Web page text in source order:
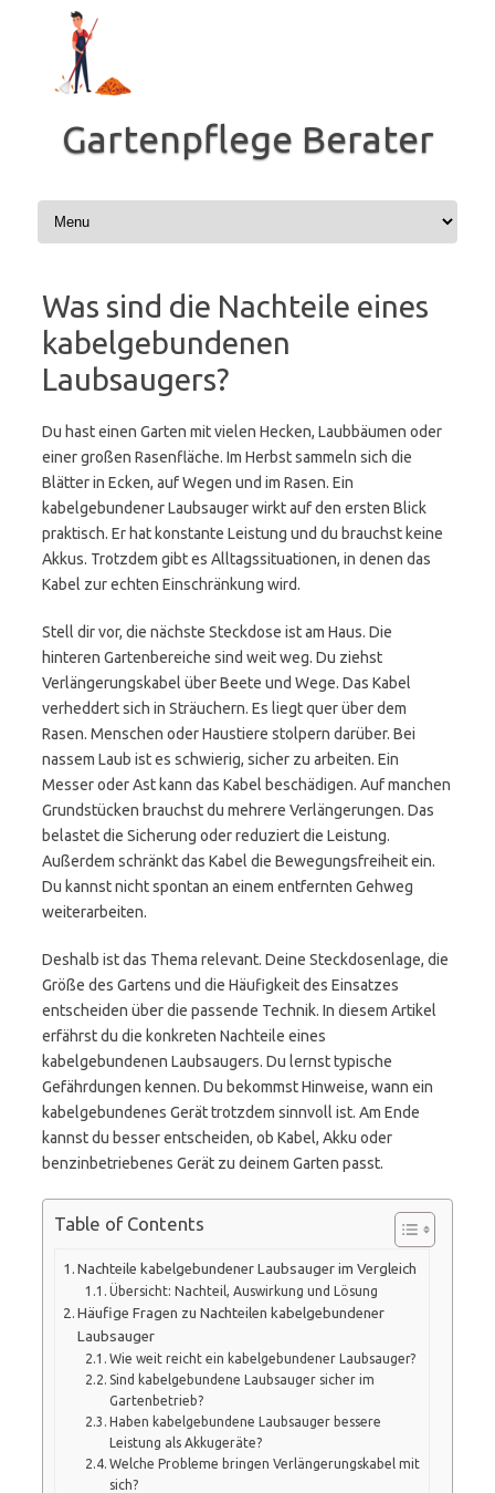
springen
Gartenpflege Berater
Was sind die Nachteile eines
kabelgebundenen
Laubsaugers?
Du hast einen Garten mit vielen Hecken, Laubbäumen oder
einer großen Rasenfläche. Im Herbst sammeln sich die
Blätter in Ecken, auf Wegen und im Rasen. Ein
kabelgebundener Laubsauger wirkt auf den ersten Blick
praktisch. Er hat konstante Leistung und du brauchst keine
Akkus. Trotzdem gibt es Alltagssituationen, in denen das
Kabel zur echten Einschränkung wird.
Stell dir vor, die nächste Steckdose ist am Haus. Die
hinteren Gartenbereiche sind weit weg. Du ziehst
Verlängerungskabel über Beete und Wege. Das Kabel
verheddert sich in Sträuchern. Es liegt quer über dem
Rasen. Menschen oder Haustiere stolpern darüber. Bei
nassem Laub ist es schwierig, sicher zu arbeiten. Ein
Messer oder Ast kann das Kabel beschädigen. Auf manchen
Grundstücken brauchst du mehrere Verlängerungen. Das
belastet die Sicherung oder reduziert die Leistung.
Außerdem schränkt das Kabel die Bewegungsfreiheit ein.
Du kannst nicht spontan an einem entfernten Gehweg
weiterarbeiten.
Deshalb ist das Thema relevant. Deine Steckdosenlage, die
Größe des Gartens und die Häufigkeit des Einsatzes
entscheiden über die passende Technik. In diesem Artikel
erfährst du die konkreten Nachteile eines
kabelgebundenen Laubsaugers. Du lernst typische
Gefährdungen kennen. Du bekommst Hinweise, wann ein
kabelgebundenes Gerät trotzdem sinnvoll ist. Am Ende
kannst du besser entscheiden, ob Kabel, Akku oder
benzinbetriebenes Gerät zu deinem Garten passt.
Table of Contents
Nachteile kabelgebundener Laubsauger im Vergleich
Übersicht: Nachteil, Auswirkung und Lösung
Häufige Fragen zu Nachteilen kabelgebundener
Laubsauger
Wie weit reicht ein kabelgebundener Laubsauger?
Sind kabelgebundene Laubsauger sicher im
Gartenbetrieb?
Haben kabelgebundene Laubsauger bessere
Leistung als Akkugeräte?
Welche Probleme bringen Verlängerungskabel mit
sich?